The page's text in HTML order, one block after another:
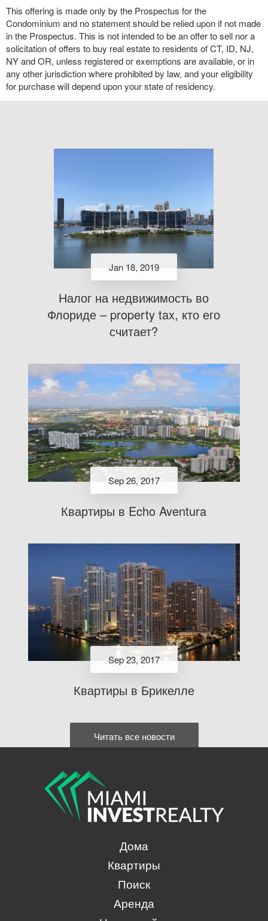
This offering is made only by the Prospectus for the
Condominium and no statement should be relied upon if not made
in the Prospectus. This is not intended to be an offer to sell nor a
solicitation of offers to buy real estate to residents of CT, ID, NJ,
NY and OR, unless registered or exemptions are available, or in
any other jurisdiction where prohibited by law, and your eligibility
for purchase will depend upon your state of residency.
Jan 18, 2019
Налог на недвижимость во
Флориде – property tax, кто его
считает?
Sep 26, 2017
Квартиры в Echo Aventura
Sep 23, 2017
Квартиры в Брикелле
Читать все новости
Дома
Квартиры
Поиск
Аренда